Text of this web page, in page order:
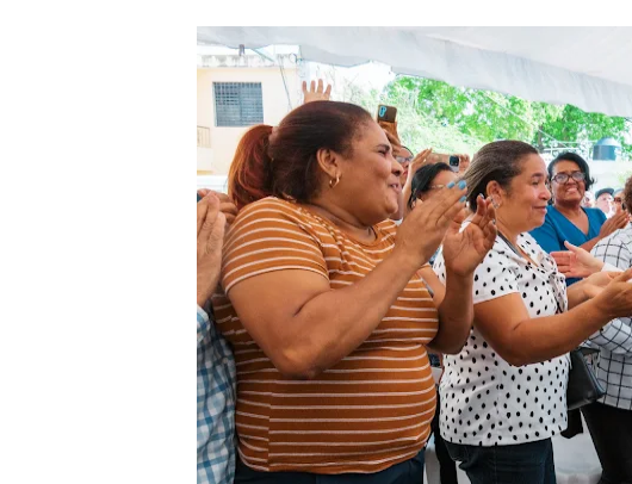
Concierto de Jay Wheeler movido al
Ejecutivos de la fundación la Oreja
Carolina Mejía es investida como
Inauguran capilla católica Virgen
De periodista a bachatero; Norby
Dominicano Edwin Martínez es
Centro Aeronáutico Tripulantes VIP
RD ENTREGA EN EXTRADICIÓN
Alcaldesa Carolina Mejía conversa y